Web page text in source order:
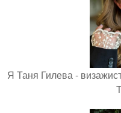
Я Таня Гилева -